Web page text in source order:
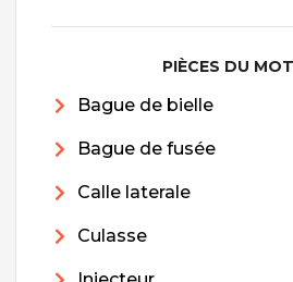
PIÈCES DU
Bague de bielle
Bague de fusée
Calle laterale
Culasse